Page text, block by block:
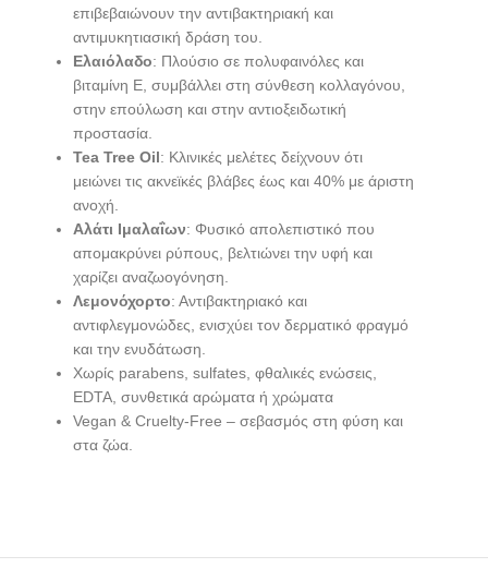
επιβεβαιώνουν την αντιβακτηριακή και
αντιμυκητιασική δράση του.
Ελαιόλαδο: Πλούσιο σε πολυφαινόλες και
βιταμίνη Ε, συμβάλλει στη σύνθεση κολλαγόνου,
στην επούλωση και στην αντιοξειδωτική
προστασία.
Tea Tree Oil: Κλινικές μελέτες δείχνουν ότι
μειώνει τις ακνεϊκές βλάβες έως και 40% με άριστη
ανοχή.
Αλάτι Ιμαλαΐων: Φυσικό απολεπιστικό που
απομακρύνει ρύπους, βελτιώνει την υφή και
χαρίζει αναζωογόνηση.
Λεμονόχορτο: Αντιβακτηριακό και
αντιφλεγμονώδες, ενισχύει τον δερματικό φραγμό
και την ενυδάτωση.
Χωρίς parabens, sulfates, φθαλικές ενώσεις,
EDTA, συνθετικά αρώματα ή χρώματα
Vegan & Cruelty-Free – σεβασμός στη φύση και
στα ζώα.